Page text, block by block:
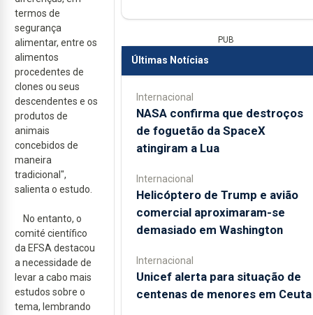
termos de
segurança
alimentar, entre os
alimentos
procedentes de
clones ou seus
descendentes e os
produtos de
animais
concebidos de
maneira
tradicional",
salienta o estudo.
No entanto, o
comité científico
da EFSA destacou
a necessidade de
levar a cabo mais
estudos sobre o
tema, lembrando
PUB
Últimas Notícias
Internacional
NASA confirma que destroços
de foguetão da SpaceX
atingiram a Lua
Internacional
Helicóptero de Trump e avião
comercial aproximaram-se
demasiado em Washington
Internacional
Unicef alerta para situação de
centenas de menores em Ceuta